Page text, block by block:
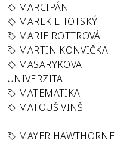
MARCIPÁN
MAREK LHOTSKÝ
MARIE ROTTROVÁ
MARTIN KONVIČKA
MASARYKOVA
UNIVERZITA
MATEMATIKA
MATOUŠ VINŠ
MAYER HAWTHORNE